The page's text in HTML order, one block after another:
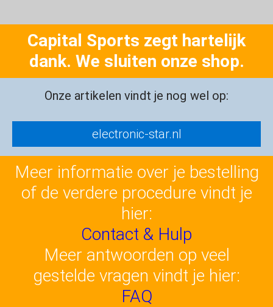
Capital Sports zegt hartelijk
dank. We sluiten onze shop.
Onze artikelen vindt je nog wel op:
electronic-star.nl
Meer informatie over je bestelling
of de verdere procedure vindt je
hier:
Contact & Hulp
Meer antwoorden op veel
gestelde vragen vindt je hier:
FAQ